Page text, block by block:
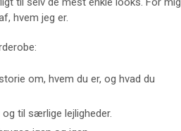
hvem jeg er.
om, hvem du er, og hvad du
til særlige lejligheder.